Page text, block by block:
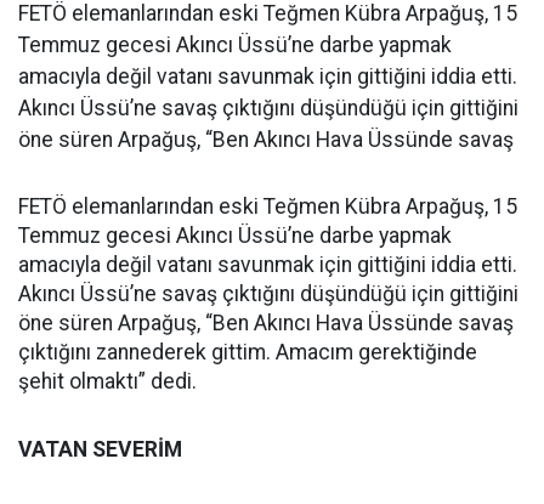
FETÖ elemanlarından eski Teğmen Kübra Arpağuş, 15
Temmuz gecesi Akıncı Üssü’ne darbe yapmak
amacıyla değil vatanı savunmak için gittiğini iddia etti.
Akıncı Üssü’ne savaş çıktığını düşündüğü için gittiğini
öne süren Arpağuş, “Ben Akıncı Hava Üssünde savaş
FETÖ elemanlarından eski Teğmen Kübra Arpağuş, 15
Temmuz gecesi Akıncı Üssü’ne darbe yapmak
amacıyla değil vatanı savunmak için gittiğini iddia etti.
Akıncı Üssü’ne savaş çıktığını düşündüğü için gittiğini
öne süren Arpağuş, “Ben Akıncı Hava Üssünde savaş
çıktığını zannederek gittim. Amacım gerektiğinde
şehit olmaktı” dedi.
VATAN SEVERİM